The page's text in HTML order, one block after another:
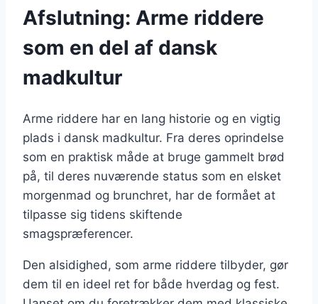
Afslutning: Arme riddere
som en del af dansk
madkultur
Arme riddere har en lang historie og en vigtig
plads i dansk madkultur. Fra deres oprindelse
som en praktisk måde at bruge gammelt brød
på, til deres nuværende status som en elsket
morgenmad og brunchret, har de formået at
tilpasse sig tidens skiftende
smagspræferencer.
Den alsidighed, som arme riddere tilbyder, gør
dem til en ideel ret for både hverdag og fest.